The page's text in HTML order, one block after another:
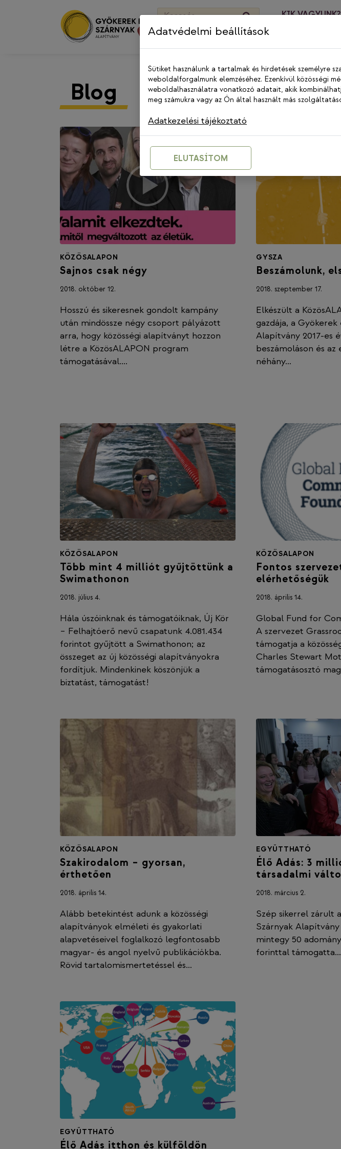
Keresés: KIK VAGYUNK?
Blog
KÖZÖSALAPON
Sajnos csak négy
2018. október 12.
Hosszú és sikeresnek gondolt kampány
után mindössze négy csoport pályázott
arra, hogy közösségi alapítványt hozzon
létre a KözösALAPON program
támogatásával….
GYSZA
Beszámolunk,
2018. szeptember 17.
Elkészült a
gazdája, a Gyökerek
Alapítvány 2017-es
beszámoláson és
néhány…
KÖZÖSALAPON
Több mint 4 milliót gyűjtöttünk a
Swimathonon
2018. július 4.
Hála úszóinknak és támogatóiknak, Új Kör
– Felhajtóerő nevű csapatunk 4.081.434
forintot gyűjtött a Swimathonon; az
összeget az új közösségi alapítványokra
fordítjuk. Mindenkinek köszönjük a
biztatást, támogatást!
KÖZÖSALAPON
Fontos
elérhetőségük
2018. április 14.
Global Fund for
A szervezet
támogatja a
Charles Stewart
támogatásosztó
KÖZÖSALAPON
Szakirodalom – gyorsan,
érthetően
2018. április 14.
Alább betekintést adunk a közösségi
alapítványok elméleti és gyakorlati
alapvetéseivel foglalkozó legfontosabb
magyar- és angol nyelvű publikációkba.
Rövid tartalomismertetéssel és…
EGYÜTTHATÓ
Élő Adás: 3
társadalmi
2018. március 2.
Szép sikerrel zárult
Szárnyak Alapítvány
mintegy 50
forinttal támogatta…
EGYÜTTHATÓ
Élő Adás itthon és külföldön
Adatvédelmi beállítások
Sütiket használunk a tartalmak és hirdetések személyre
weboldalforgalmunk elemzéséhez. Ezenkívül közösségi
weboldalhasználatra vonatkozó adatait, akik
meg számukra vagy az Ön által használt más
Adatkezelési tájékoztató
ELUTASÍTOM